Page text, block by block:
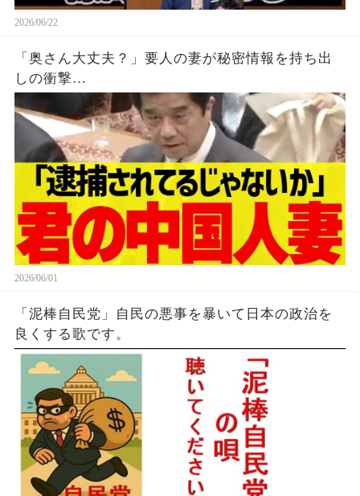
2026/06/22
「奥さん大丈夫？」要人の妻が秘密情報を持ち出
しの衝撃…
2026/06/01
「泥棒自民党」自民の悪事を暴いて日本の政治を
良くする歌です。